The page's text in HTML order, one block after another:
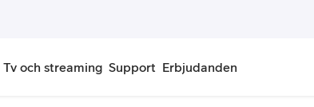
Tv och streaming Support Erbjudanden